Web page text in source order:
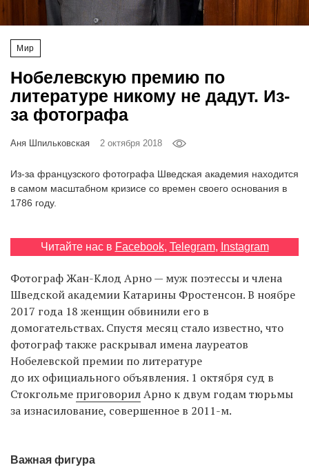
EN
UA
Мир
Нобелевскую премию по
литературе никому не дадут. Из-
за фотографа
Аня Шпильковская 2 октября 2018
Из-за французского фотографа Шведская академия находится
в самом масштабном кризисе со времен своего основания в
1786 году.
Читайте нас в Facebook, Telegram, Instagram
Фотограф Жан-Клод Арно — муж поэтессы и члена
Шведской академии Катарины Фростенсон. В ноябре
2017 года 18 женщин обвинили его в
домогательствах. Спустя месяц стало известно, что
фотограф также раскрывал имена лауреатов
Нобелевской премии по литературе
до их официального объявления. 1 октября суд в
Стокгольме приговорилАрно к двум годам тюрьмы
за изнасилование, совершенное в 2011-м.
Важная фигура